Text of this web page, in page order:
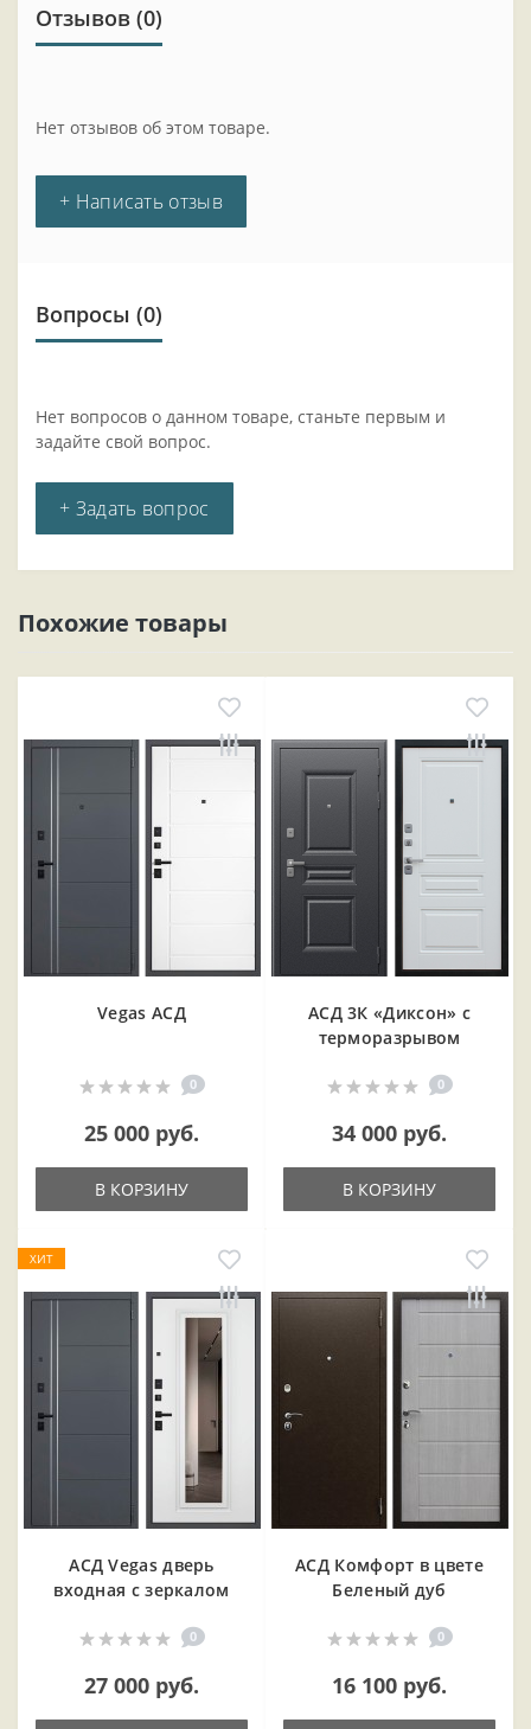
Отзывов (0)
Нет отзывов об этом товаре.
+ Написать отзыв
Вопросы (0)
Нет вопросов о данном товаре, станьте первым и
задайте свой вопрос.
+ Задать вопрос
Похожие товары
Vegas АСД
0
25 000 руб.
В КОРЗИНУ
АСД 3К «Диксон» с
терморазрывом
0
34 000 руб.
В КОРЗИНУ
ХИТ
АСД Vegas дверь
входная с зеркалом
0
27 000 руб.
АСД Комфорт в цвете
Беленый дуб
0
16 100 руб.